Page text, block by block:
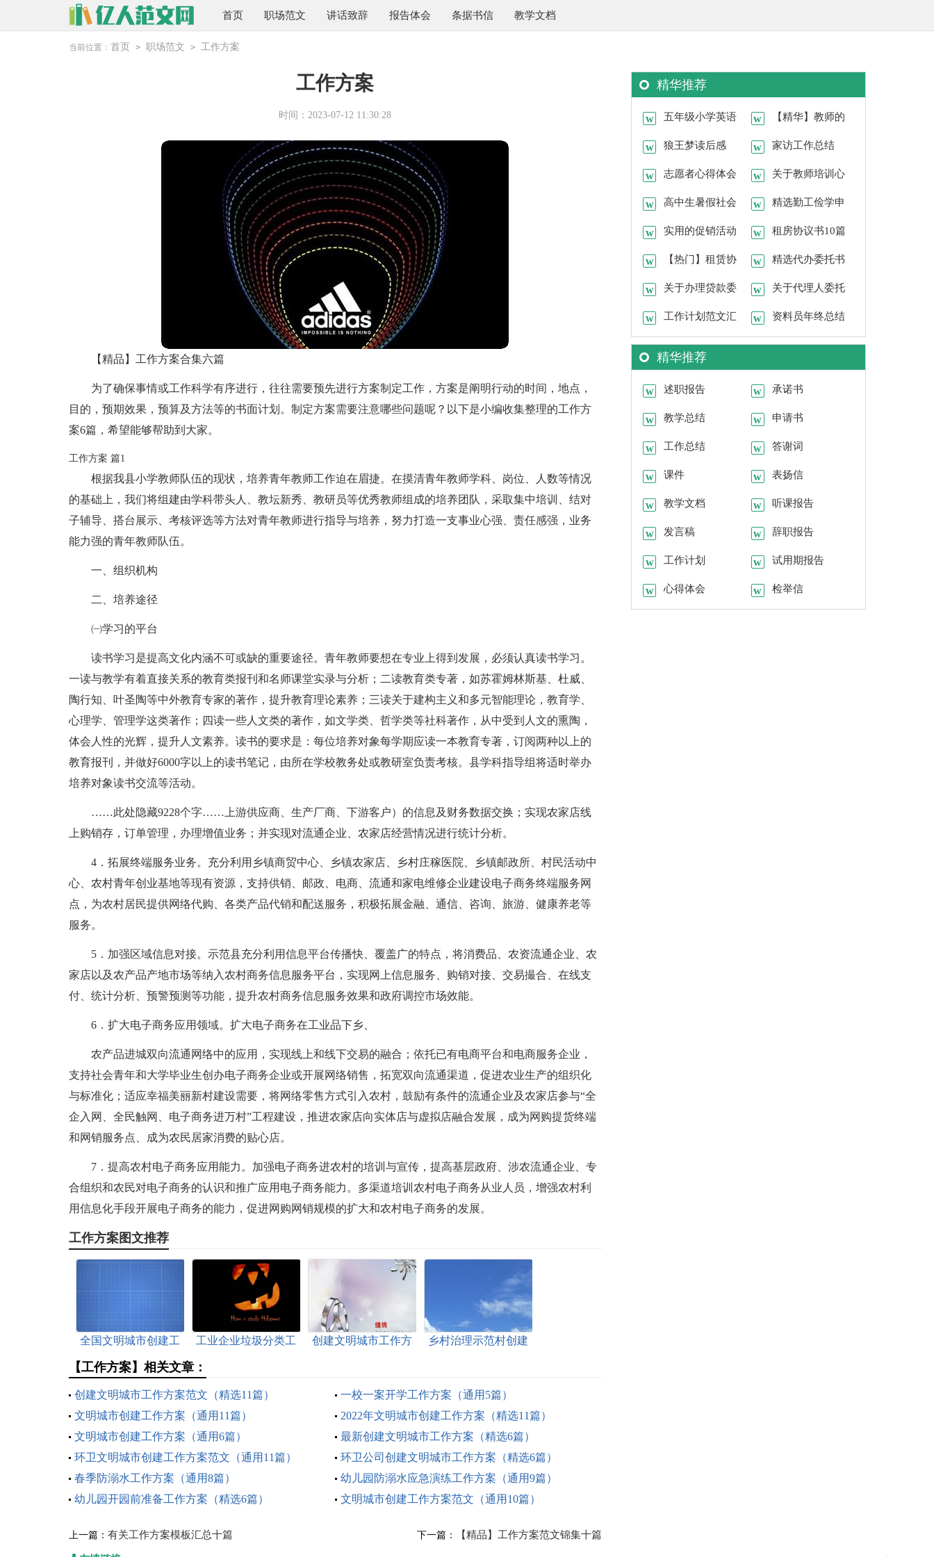
首页 职场范文 讲话致辞 报告体会 条据书信 教学文档
当前位置： 首页 > 职场范文 > 工作方案
工作方案
时间：2023-07-12 11:30:28
【精品】工作方案合集六篇
为了确保事情或工作科学有序进行，往往需要预先进行方案制定工作，方案是阐明行动的时间，地点，
目的，预期效果，预算及方法等的书面计划。制定方案需要注意哪些问题呢？以下是小编收集整理的工作方
案6篇，希望能够帮助到大家。
工作方案 篇1
根据我县小学教师队伍的现状，培养青年教师工作迫在眉捷。在摸清青年教师学科、岗位、人数等情况
的基础上，我们将组建由学科带头人、教坛新秀、教研员等优秀教师组成的培养团队，采取集中培训、结对
子辅导、搭台展示、考核评选等方法对青年教师进行指导与培养，努力打造一支事业心强、责任感强，业务
能力强的青年教师队伍。
一、组织机构
二、培养途径
㈠学习的平台
读书学习是提高文化内涵不可或缺的重要途径。青年教师要想在专业上得到发展，必须认真读书学习。
一读与教学有着直接关系的教育类报刊和名师课堂实录与分析；二读教育类专著，如苏霍姆林斯基、杜威、
陶行知、叶圣陶等中外教育专家的著作，提升教育理论素养；三读关于建构主义和多元智能理论，教育学、
心理学、管理学这类著作；四读一些人文类的著作，如文学类、哲学类等社科著作，从中受到人文的熏陶，
体会人性的光辉，提升人文素养。读书的要求是：每位培养对象每学期应读一本教育专著，订阅两种以上的
教育报刊，并做好6000字以上的读书笔记，由所在学校教务处或教研室负责考核。县学科指导组将适时举办
培养对象读书交流等活动。
……此处隐藏9228个字……上游供应商、生产厂商、下游客户）的信息及财务数据交换；实现农家店线
上购销存，订单管理，办理增值业务；并实现对流通企业、农家店经营情况进行统计分析。
4．拓展终端服务业务。充分利用乡镇商贸中心、乡镇农家店、乡村庄稼医院、乡镇邮政所、村民活动中
心、农村青年创业基地等现有资源，支持供销、邮政、电商、流通和家电维修企业建设电子商务终端服务网
点，为农村居民提供网络代购、各类产品代销和配送服务，积极拓展金融、通信、咨询、旅游、健康养老等
服务。
5．加强区域信息对接。示范县充分利用信息平台传播快、覆盖广的特点，将消费品、农资流通企业、农
家店以及农产品产地市场等纳入农村商务信息服务平台，实现网上信息服务、购销对接、交易撮合、在线支
付、统计分析、预警预测等功能，提升农村商务信息服务效果和政府调控市场效能。
6．扩大电子商务应用领域。扩大电子商务在工业品下乡、
农产品进城双向流通网络中的应用，实现线上和线下交易的融合；依托已有电商平台和电商服务企业，
支持社会青年和大学毕业生创办电子商务企业或开展网络销售，拓宽双向流通渠道，促进农业生产的组织化
与标准化；适应幸福美丽新村建设需要，将网络零售方式引入农村，鼓励有条件的流通企业及农家店参与“全
企入网、全民触网、电子商务进万村”工程建设，推进农家店向实体店与虚拟店融合发展，成为网购提货终端
和网销服务点、成为农民居家消费的贴心店。
7．提高农村电子商务应用能力。加强电子商务进农村的培训与宣传，提高基层政府、涉农流通企业、专
合组织和农民对电子商务的认识和推广应用电子商务能力。多渠道培训农村电子商务从业人员，增强农村利
用信息化手段开展电子商务的能力，促进网购网销规模的扩大和农村电子商务的发展。
工作方案图文推荐
全国文明城市创建工
工业企业垃圾分类工
创建文明城市工作方
乡村治理示范村创建
【工作方案】相关文章：
创建文明城市工作方案范文（精选11篇）
一校一案开学工作方案（通用5篇）
文明城市创建工作方案（通用11篇）
2022年文明城市创建工作方案（精选11篇）
文明城市创建工作方案（通用6篇）
最新创建文明城市工作方案（精选6篇）
环卫文明城市创建工作方案范文（通用11篇）
环卫公司创建文明城市工作方案（精选6篇）
春季防溺水工作方案（通用8篇）
幼儿园防溺水应急演练工作方案（通用9篇）
幼儿园开园前准备工作方案（精选6篇）
文明城市创建工作方案范文（通用10篇）
上一篇： 有关工作方案模板汇总十篇 下一篇： 【精品】工作方案范文锦集十篇
精华推荐
五年级小学英语
上册教学计划
【精华】教师的
年终总结范文集锦七
篇
狼王梦读后感
（通用10篇）
家访工作总结
志愿者心得体会
范文（精选6篇）
关于教师培训心
得体会8篇
高中生暑假社会
实践心得体会
精选勤工俭学申
请书模板集合9篇
实用的促销活动
策划3篇
租房协议书10篇
【热门】租赁协
议书4篇
精选代办委托书
范文汇总九篇
关于办理贷款委
托书模板汇编10篇
关于代理人委托
书范文合集9篇
工作计划范文汇
编八篇
资料员年终总结
模板锦集八篇
精华推荐
述职报告 承诺书
教学总结 申请书
工作总结 答谢词
课件 表扬信
教学文档 听课报告
发言稿 辞职报告
工作计划 试用期报告
心得体会 检举信